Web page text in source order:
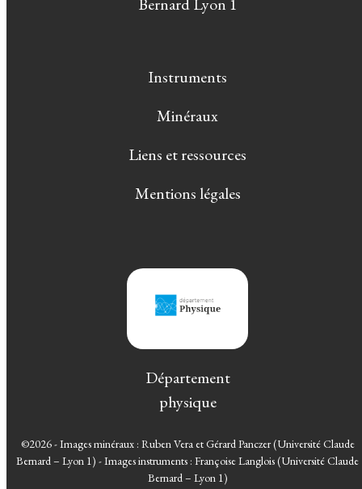
Instruments
Minéraux
Liens et ressources
Mentions légales
Département
physique
©2026 - Images minéraux : Ruben Vera et Gérard Panczer (Université Claude
Bernard – Lyon 1) - Images instruments : Françoise Langlois (Université Claude
Bernard – Lyon 1)